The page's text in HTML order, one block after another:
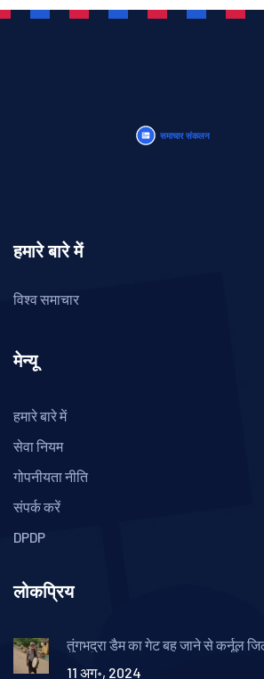
हमारे बारे में
विश्व समाचार
मेन्यू
हमारे बारे में
सेवा नियम
गोपनीयता नीति
संपर्क करें
DPDP
लोकप्रिय
तुंगभद्रा डैम का गेट बह जाने से कर्नूल
11 अग॰, 2024